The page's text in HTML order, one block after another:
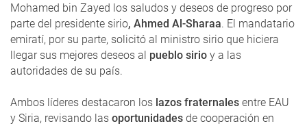
Mohamed bin Zayed los saludos y deseos de progreso por
parte del presidente sirio, Ahmed Al-Sharaa. El mandatario
emiratí, por su parte, solicitó al ministro sirio que hiciera
llegar sus mejores deseos al pueblo sirio y a las
autoridades de su país.
Ambos líderes destacaron los lazos fraternales entre EAU
y Siria, revisando las oportunidades de cooperación en